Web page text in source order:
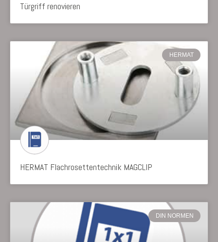
Türgriff renovieren
HERMAT
HERMAT Flachrosettentechnik MAGCLIP
DIN NORMEN